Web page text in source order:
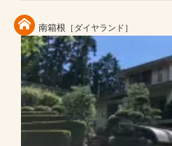
南箱根 ［ダイヤランド］